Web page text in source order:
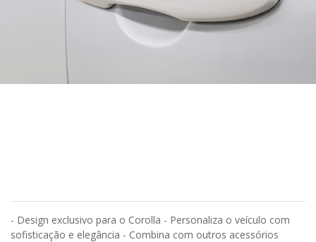
- Design exclusivo para o Corolla - Personaliza o veículo com
sofisticação e elegância - Combina com outros acessórios